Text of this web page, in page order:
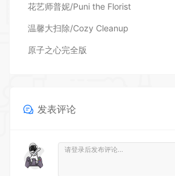
花艺师普妮/Puni the Florist
温馨大扫除/Cozy Cleanup
原子之心完全版
发表评论